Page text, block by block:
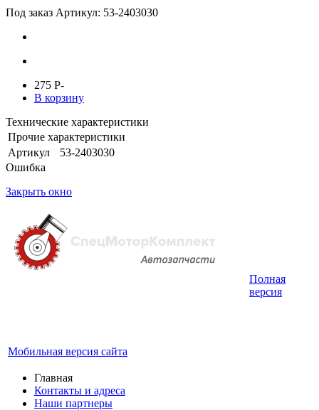
Под заказ Артикул: 53-2403030
275 P-
В корзину
Технические характеристики
Прочие характеристики
Артикул
53-2403030
Ошибка
Закрыть окно
Мобильная версия сайта
Полная
версия
Главная
Контакты и адреса
Наши партнеры